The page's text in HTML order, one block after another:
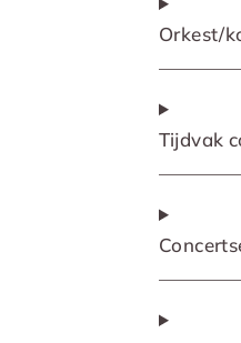
Orkest/
Tijdvak